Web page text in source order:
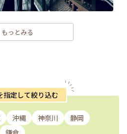
もっとみる
指定して絞り込む
沖縄 神奈川
静岡